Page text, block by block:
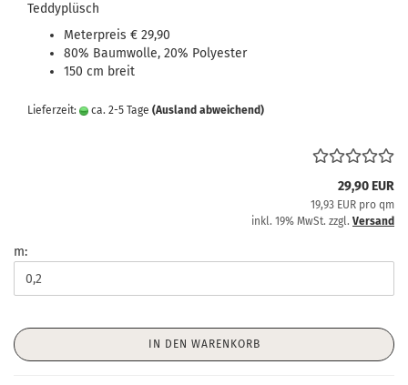
Teddyplüsch
Meterpreis € 29,90
80% Baumwolle, 20% Polyester
150 cm breit
Lieferzeit: ca. 2-5 Tage (Ausland abweichend)
29,90 EUR
19,93 EUR pro qm
inkl. 19% MwSt. zzgl. Versand
m:
IN DEN WARENKORB